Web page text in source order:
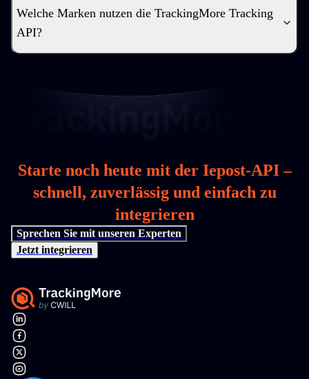
Welche Marken nutzen die TrackingMore Tracking
API?
Starte noch heute mit der Iepost-API –
schnell, zuverlässig und einfach zu
integrieren
Sprechen Sie mit unseren Experten
Jetzt integrieren